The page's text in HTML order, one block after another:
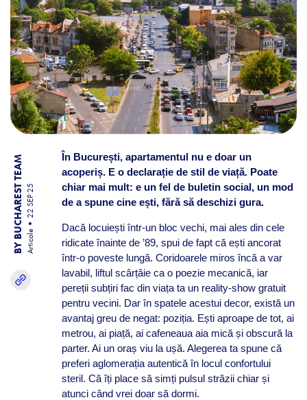
BY BUCHAREST TEAM Articole
22 SEP 25
În București, apartamentul nu e doar un
acoperiș. E o declarație de stil de viață. Poate
chiar mai mult: e un fel de buletin social, un mod
de a spune cine ești, fără să deschizi gura.
Dacă locuiești într-un bloc vechi, mai ales din cele
ridicate înainte de ’89, spui de fapt că ești ancorat
într-o poveste lungă. Coridoarele miros încă a var
lavabil, liftul scârțâie ca o poezie mecanică, iar
pereții subțiri fac din viața ta un reality-show gratuit
pentru vecini. Dar în spatele acestui decor, există un
avantaj greu de negat: poziția. Ești aproape de tot, ai
metrou, ai piață, ai cafeneaua aia mică și obscură la
parter. Ai un oraș viu la ușă. Alegerea ta spune că
preferi aglomerația autentică în locul confortului
steril. Că îți place să simți pulsul străzii chiar și
atunci când vrei doar să dormi.